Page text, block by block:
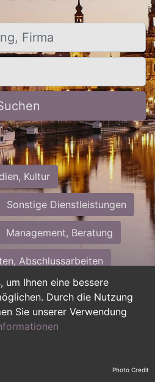
um Ihnen eine bessere
Durch die Nutzung
Sie unserer Verwendung
Kultur
Sonstige Dienstleistungen
Management, Beratung
Abschlussarbeiten
Sekretariat
Nebenjobs
duale Ausbildung Photo Credit